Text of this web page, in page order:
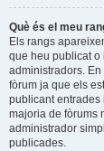
Què és el meu
Els rangs
que heu publicat o
administradors.
fòrum ja que els
publicant entrades
majoria de fòrums
administrador
publicades.